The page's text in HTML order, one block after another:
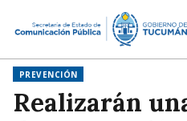
PREVENCIÓN
Realizarán